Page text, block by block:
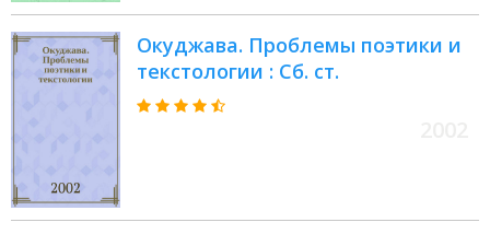
Окуджава. Проблемы поэтики и
текстологии : Сб. ст.